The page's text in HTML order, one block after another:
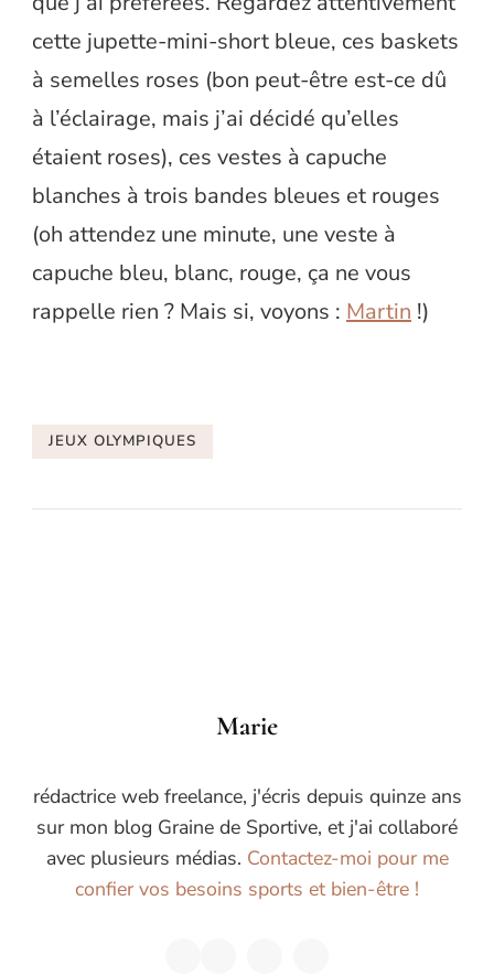
cette jupette-mini-short bleue, ces baskets
à semelles roses (bon peut-être est-ce dû
à l’éclairage, mais j’ai décidé qu’elles
étaient roses), ces vestes à capuche
blanches à trois bandes bleues et rouges
(oh attendez une minute, une veste à
capuche bleu, blanc, rouge, ça ne vous
rappelle rien ? Mais si, voyons : Martin !)
JEUX OLYMPIQUES
Marie
rédactrice web freelance, j'écris depuis quinze ans
sur mon blog Graine de Sportive, et j'ai collaboré
avec plusieurs médias. Contactez-moi pour me
confier vos besoins sports et bien-être !